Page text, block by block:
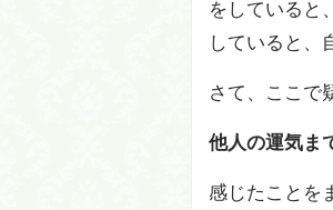
をしていると
していると、
さて、ここで
他人の運気ま
感じたことを